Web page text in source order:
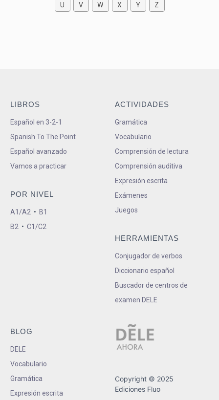
U V W X Y Z
LIBROS
Español en 3-2-1
Spanish To The Point
Español avanzado
Vamos a practicar
POR NIVEL
A1/A2 • B1
B2 • C1/C2
ACTIVIDADES
Gramática
Vocabulario
Comprensión de lectura
Comprensión auditiva
Expresión escrita
Exámenes
Juegos
HERRAMIENTAS
Conjugador de verbos
Diccionario español
Buscador de centros de
examen DELE
BLOG
DELE
Vocabulario
Gramática
Expresión escrita
Copyright © 2025
Ediciones Fluo